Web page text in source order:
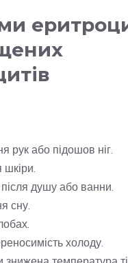
рук або підошов ніг.
шкіри.
душу або ванни.
сну.
холоду.